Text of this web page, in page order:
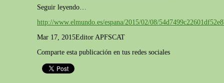
Seguir leyendo…
http://www.elmundo.es/espana/2015/02/08/
Mar 17, 2015Editor APFSCAT
Comparte esta publicación en tus redes sociales